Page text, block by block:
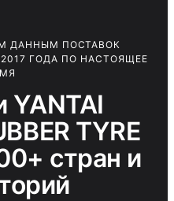
ДАННЫМ ПОСТАВОК
ГОДА ПО НАСТОЯЩЕЕ
YANTAI
TYRE
стран и